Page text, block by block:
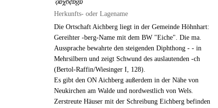
Herkunfts- oder Lagename
Die Ortschaft Aichberg liegt in der Gemeinde Höhnhart:
Gereihter -berg-Name mit dem BW "Eiche". Die ma.
Aussprache bewahrte den steigenden Diphthong - - in
Mehrsilbern und zeigt Schwund des auslautenden -ch
(Bertol-Raffin/Wiesinger I, 128).
Es gibt den ON Aichberg außerdem in der Nähe von
Neukirchen am Walde und nordwestlich von Wels.
Zerstreute Häuser mit der Schreibung Eichberg befinden